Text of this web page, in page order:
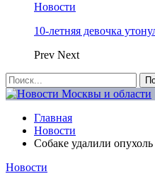
Новости
10-летняя девочка
Prev Next
Главная
Новости
Собаке удалили
Новости